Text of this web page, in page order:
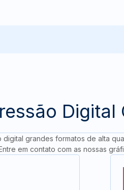
Digital
digital grandes formatos de alta
em contato com as nossas